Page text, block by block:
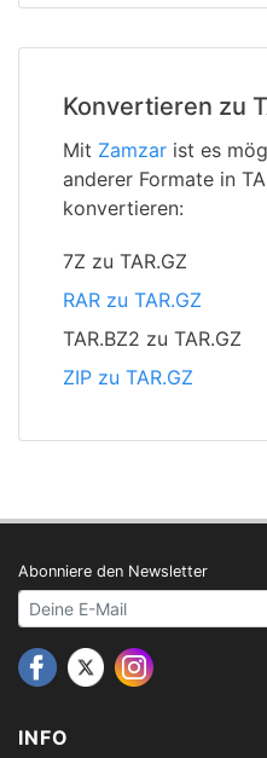
Konvertieren zu
Mit Zamzar ist es
anderer Formate in
konvertieren:
7Z zu TAR.GZ
RAR zu TAR.GZ
TAR.BZ2 zu TAR.GZ
ZIP zu TAR.GZ
INFO
Abonniere den Newsletter
Your email address